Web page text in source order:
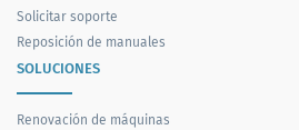
Solicitar soporte
Reposición de manuales
SOLUCIONES
Renovación de máquinas